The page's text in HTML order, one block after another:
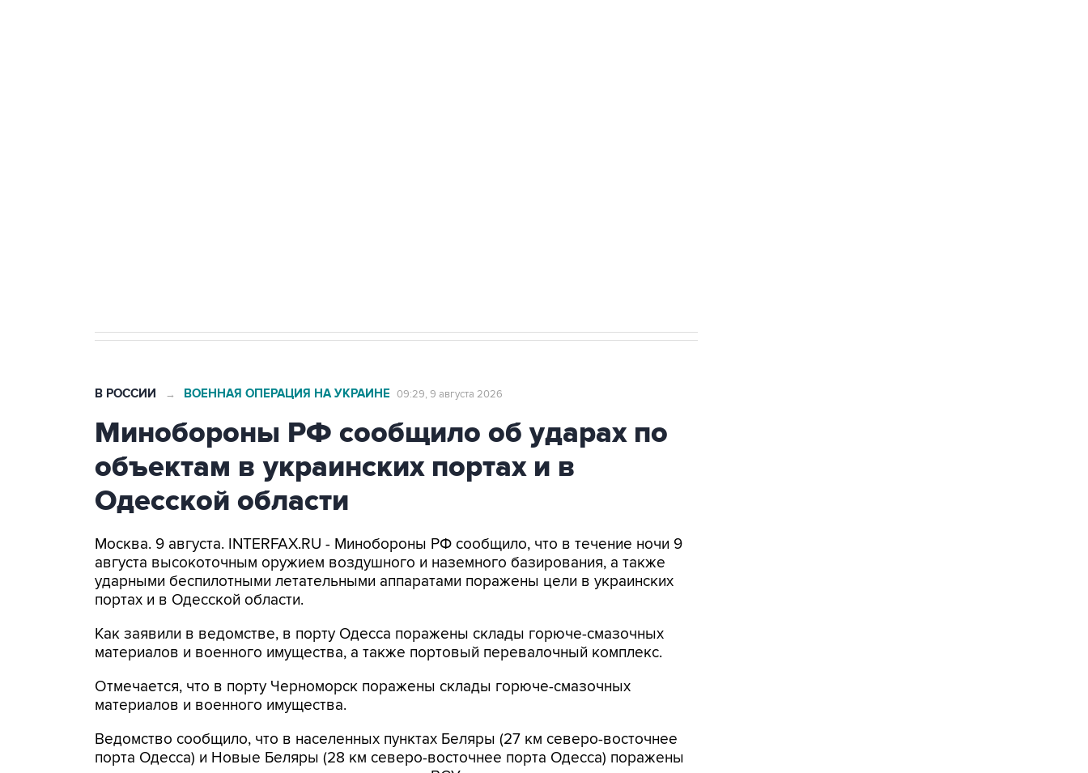
В РОССИИ → ВОЕННАЯ ОПЕРАЦИЯ НА УКРАИНЕ 09:29, 9 августа 2026
Минобороны РФ сообщило об ударах по
объектам в украинских портах и в
Одесской области
Москва. 9 августа. INTERFAX.RU - Минобороны РФ сообщило, что в течение ночи 9
августа высокоточным оружием воздушного и наземного базирования, а также
ударными беспилотными летательными аппаратами поражены цели в украинских
портах и в Одесской области.
Как заявили в ведомстве, в порту Одесса поражены склады горюче-смазочных
материалов и военного имущества, а также портовый перевалочный комплекс.
Отмечается, что в порту Черноморск поражены склады горюче-смазочных
материалов и военного имущества.
Ведомство сообщило, что в населенных пунктах Беляры (27 км северо-восточнее
порта Одесса) и Новые Беляры (28 км северо-восточнее порта Одесса) поражены